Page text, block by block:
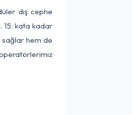
dış cephe
15. kata kadar
sağlar hem de